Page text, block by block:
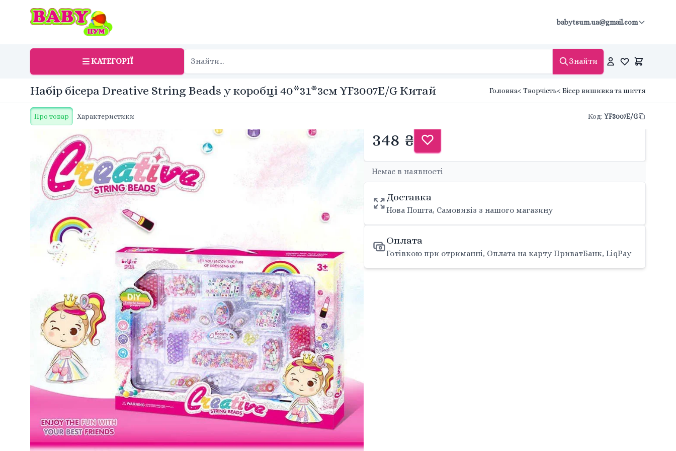
babytsum.ua@gmail.com
КАТЕГОРІЇ Знайти
Набір бісера Dreative String Beads у коробці 40*31*3см YF3007E/G Китай Головна< Творчість< Бісер вишивка та шиття
Про товар Характеристики Код: YF3007E/G
348 ₴
Немає в наявності
Доставка
Нова Пошта, Самовивіз з нашого магазину
Оплата
Готівкою при отриманні, Оплата на карту ПриватБанк, LiqPay